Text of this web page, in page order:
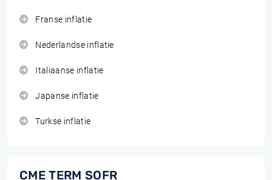
Franse inflatie
Nederlandse inflatie
Italiaanse inflatie
Japanse inflatie
Turkse inflatie
CME TERM SOFR